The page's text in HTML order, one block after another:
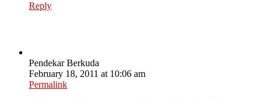
Reply
Pendekar Berkuda
February 18, 2011 at 10:06 am
Permalink